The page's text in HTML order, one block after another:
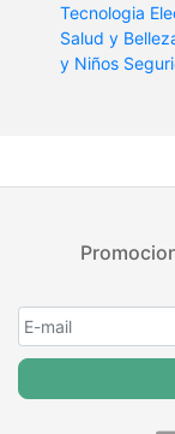
Tecnologia
Salud y
y Niños